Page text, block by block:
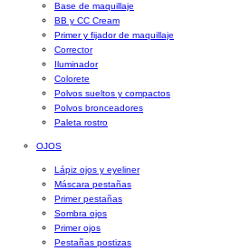
Base de maquillaje
BB y CC Cream
Primer y fijador de maquillaje
Corrector
Iluminador
Colorete
Polvos sueltos y compactos
Polvos bronceadores
Paleta rostro
OJOS
Lápiz ojos y eyeliner
Máscara pestañas
Primer pestañas
Sombra ojos
Primer ojos
Pestañas postizas